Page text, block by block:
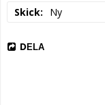
Skick Ny
DELA